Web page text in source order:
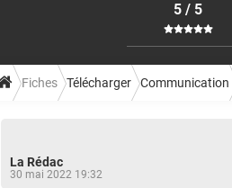
5 / 5
Fiches Télécharger Communication
La Rédac
30 mai 2022 19:32